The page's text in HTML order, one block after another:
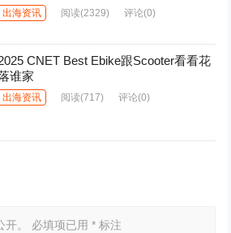
出海资讯 阅读(2329) 评论(0)
CNET Best Ebike跟Scooter看看花
谁家
出海资讯 阅读(717) 评论(0)
。 必填项已用* 标注